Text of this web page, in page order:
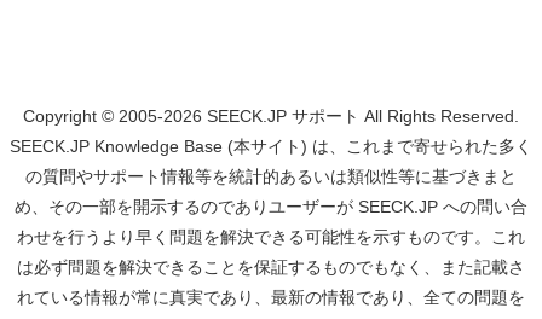
Copyright © 2005-2026 SEECK.JP サポート All Rights Reserved.
SEECK.JP Knowledge Base (本サイト) は、これまで寄せられた多く
の質問やサポート情報等を統計的あるいは類似性等に基づきまと
め、その一部を開示するのでありユーザーが SEECK.JP への問い合
わせを行うより早く問題を解決できる可能性を示すものです。これ
は必ず問題を解決できることを保証するものでもなく、また記載さ
れている情報が常に真実であり、最新の情報であり、全ての問題を